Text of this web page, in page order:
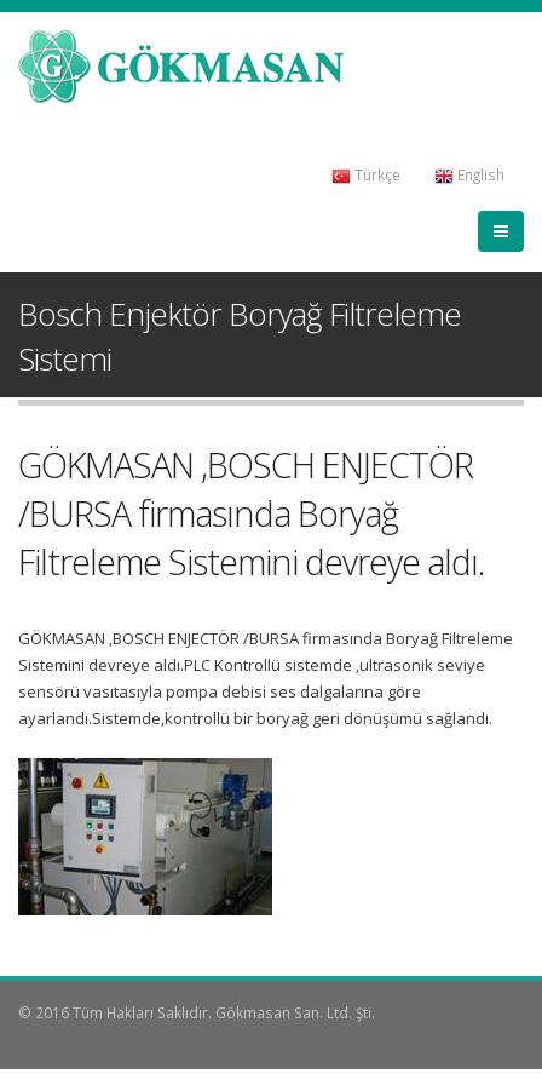
Türkçe English
Bosch Enjektör Boryağ Filtreleme
Sistemi
GÖKMASAN ,BOSCH ENJECTÖR
/BURSA firmasında Boryağ
Filtreleme Sistemini devreye aldı.
GÖKMASAN ,BOSCH ENJECTÖR /BURSA firmasında Boryağ Filtreleme
Sistemini devreye aldı.PLC Kontrollü sistemde ,ultrasonik seviye
sensörü vasıtasıyla pompa debisi ses dalgalarına göre
ayarlandı.Sistemde,kontrollü bir boryağ geri dönüşümü sağlandı.
© 2016 Tüm Hakları Saklıdır. Gökmasan San. Ltd. Şti.